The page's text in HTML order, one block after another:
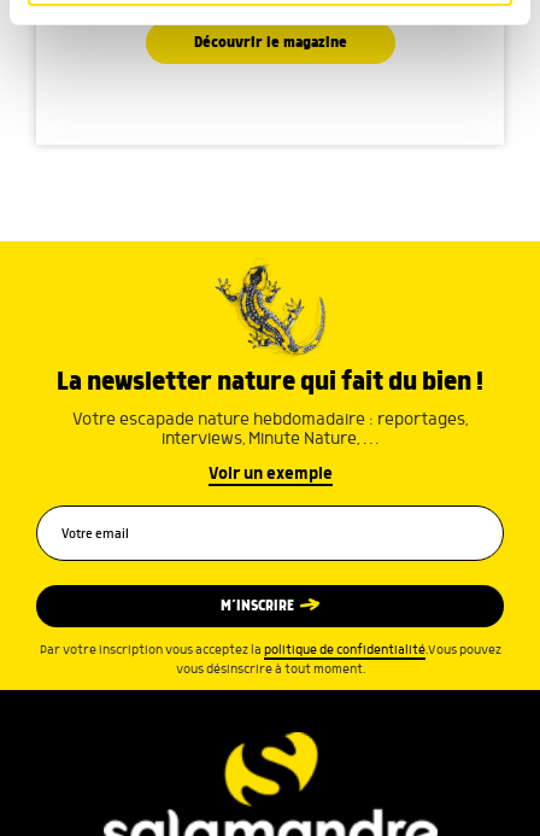
notre site avec nos partenaires de médias sociaux, de
publicité et d'analyse, qui peuvent combiner celles-ci
ludique
Découvrir le magazine
La newsletter nature qui fait du bien !
Votre escapade nature hebdomadaire : reportages,
interviews, Minute Nature, …
Voir un exemple
M’INSCRIRE
Par votre inscription vous acceptez la politique de confidentialité.Vous pouvez
vous désinscrire à tout moment.